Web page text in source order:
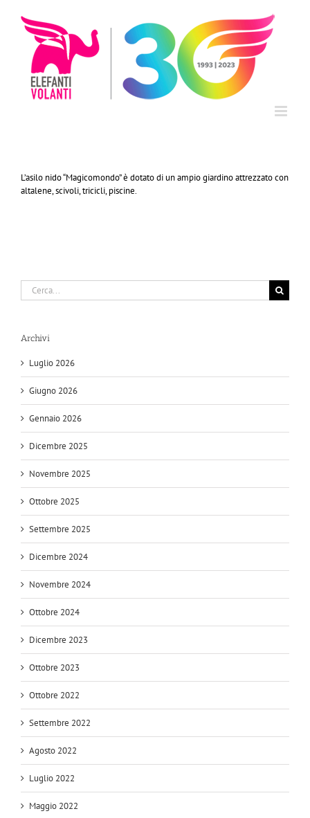
contenuto
L’asilo nido “Magicomondo” è dotato di un ampio giardino attrezzato con
altalene, scivoli, tricicli, piscine.
Cerca
per:
Archivi
Luglio 2026
Giugno 2026
Gennaio 2026
Dicembre 2025
Novembre 2025
Ottobre 2025
Settembre 2025
Dicembre 2024
Novembre 2024
Ottobre 2024
Dicembre 2023
Ottobre 2023
Ottobre 2022
Settembre 2022
Agosto 2022
Luglio 2022
Maggio 2022